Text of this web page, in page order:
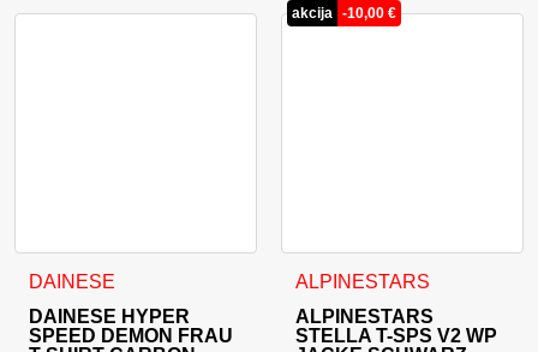
DAINESE
DAINESE HYPER
SPEED DEMON FRAU
Dieses Produkt weist mehrere Varianten auf. Die Optionen
akcija -10,00 €
ALPINESTARS
ALPINESTARS
STELLA T-SPS V2 WP
Dieses Produkt weist